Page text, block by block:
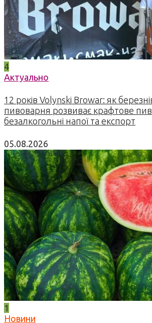
4
Актуально
12 років Volynski Browar: як
пивоварня розвиває крафтове
безалкогольні напої та експорт
05.08.2026
1
Новини